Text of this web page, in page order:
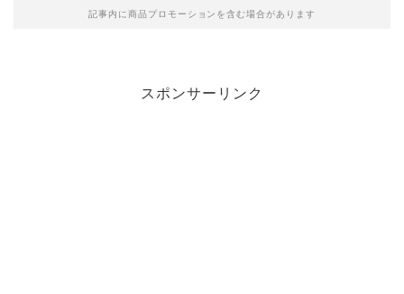
記事内に商品プロモーションを含む場合があります
スポンサーリンク